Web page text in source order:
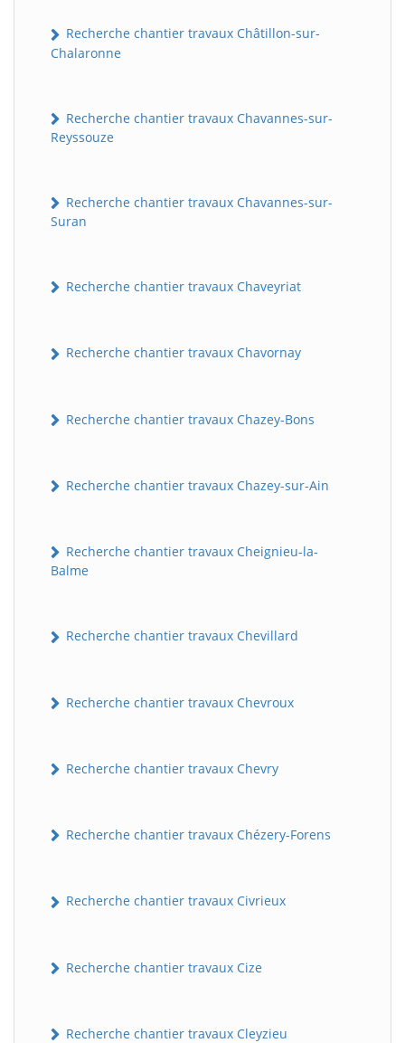
Recherche chantier travaux Châtillon-sur-
Chalaronne
Recherche chantier travaux Chavannes-sur-
Reyssouze
Recherche chantier travaux Chavannes-sur-
Suran
Recherche chantier travaux Chaveyriat
Recherche chantier travaux Chavornay
Recherche chantier travaux Chazey-Bons
Recherche chantier travaux Chazey-sur-Ain
Recherche chantier travaux Cheignieu-la-
Balme
Recherche chantier travaux Chevillard
Recherche chantier travaux Chevroux
Recherche chantier travaux Chevry
Recherche chantier travaux Chézery-Forens
Recherche chantier travaux Civrieux
Recherche chantier travaux Cize
Recherche chantier travaux Cleyzieu